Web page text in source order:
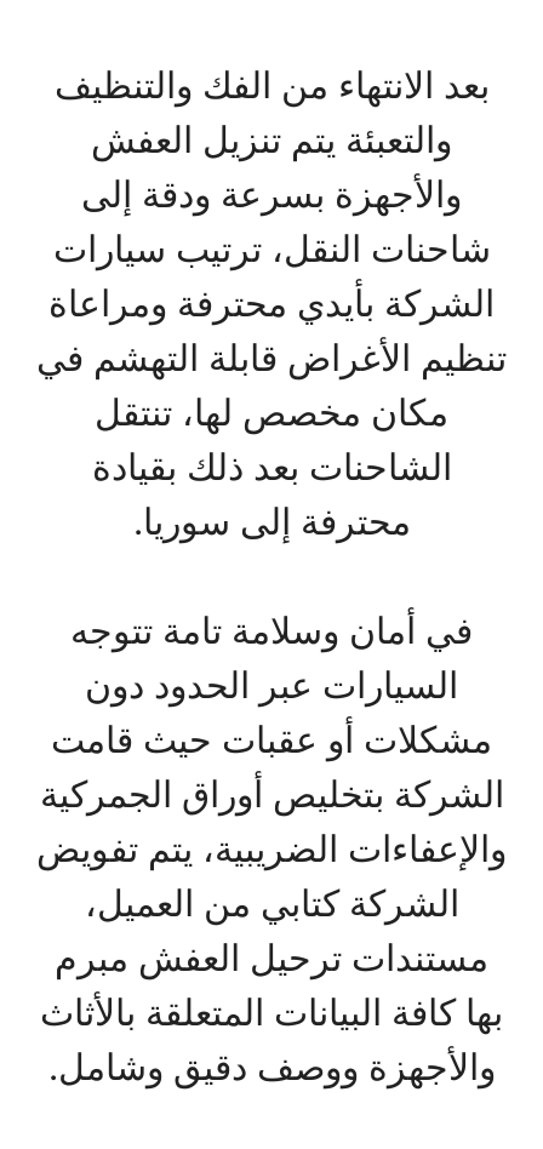
بعد الانتهاء من الفك والتنظيف
والتعبئة يتم تنزيل العفش
والأجهزة بسرعة ودقة إلى
شاحنات النقل، ترتيب سيارات
الشركة بأيدي محترفة ومراعاة
تنظيم الأغراض قابلة التهشم في
مكان مخصص لها، تنتقل
الشاحنات بعد ذلك بقيادة
محترفة إلى سوريا.
في أمان وسلامة تامة تتوجه
السيارات عبر الحدود دون
مشكلات أو عقبات حيث قامت
الشركة بتخليص أوراق الجمركية
والإعفاءات الضريبية، يتم تفويض
الشركة كتابي من العميل،
مستندات ترحيل العفش مبرم
بها كافة البيانات المتعلقة بالأثاث
والأجهزة ووصف دقيق وشامل.